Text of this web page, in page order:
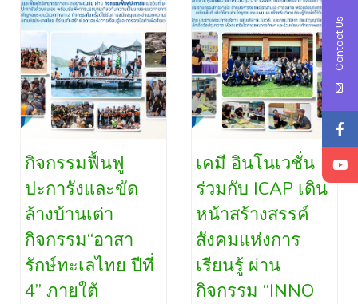
กิจกรรมฟื้นฟู
ปะการังและขัด
ล้างบ้านเต่า
กิจกรรม“อาสา
รักษ์ทะเลไทย ปีที่
4” ภายใต้
เคมี อินโนเวชั่น
ร่วมกับ ICAP เดิน
หน้าสร้างสรรค์
สังคมแห่งการ
เรียนรู้ ผ่าน
กิจกรรม “INNO
Contact Us